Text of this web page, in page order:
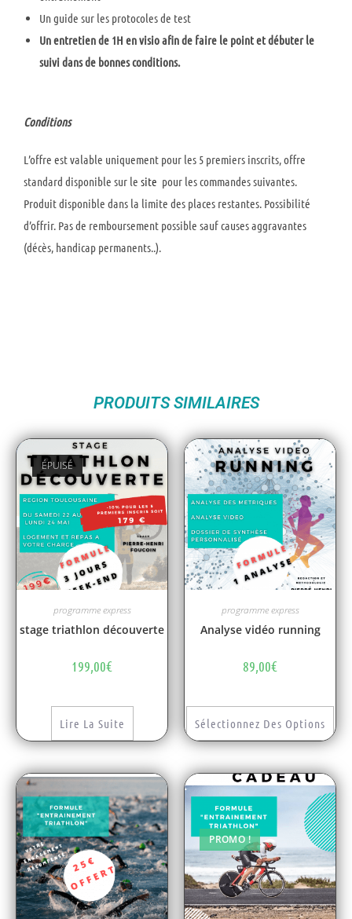
Un guide sur les protocoles de test
Un entretien de 1H en visio afin de faire le point et débuter le
suivi dans de bonnes conditions.
Conditions
L’offre est valable uniquement pour les 5 premiers inscrits, offre
standard disponible sur le site pour les commandes suivantes.
Produit disponible dans la limite des places restantes. Possibilité
d’offrir. Pas de remboursement possible sauf causes aggravantes
(décès, handicap permanents..).
PRODUITS SIMILAIRES
ÉPUISÉ
programme express
stage triathlon découverte
199,00€
Lire La Suite
programme express
Analyse vidéo running
89,00€
Sélectionnez Des Options
PROMO !